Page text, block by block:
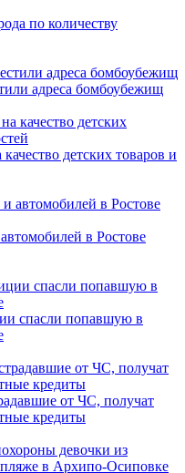
по количеству
адреса бомбоубежищ
детских товаров и
в Ростове
спасли попавшую в
от ЧС, получат
кредиты